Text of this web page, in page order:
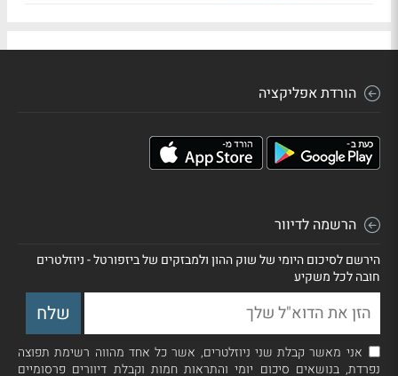
הורדת אפליקציה
הרשמה לדיוור
הירשם לסיכום היומי של שוק ההון ולמבזקים של ביזפורטל - ניוזלטרים
חובה לכל משקיע
אני מאשר קבלת שני ניוזלטרים, אשר כל אחד מהווה רשימת תפוצה
נפרדת, בנושאים סיכום יומי והתראות חמות וקבלת דיוורים פרסומיים